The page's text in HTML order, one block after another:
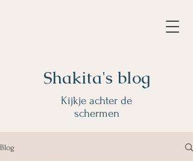
Shakita's blog
Kijkje achter de
schermen
Blog